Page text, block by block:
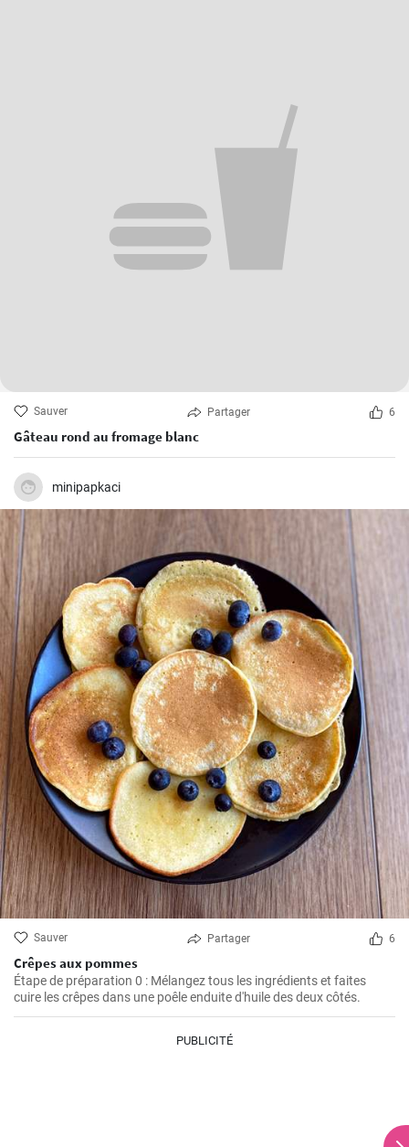
Sauver Partager 6
Gâteau rond au fromage blanc
minipapkaci
Sauver Partager 6
Crêpes aux pommes
Étape de préparation 0 : Mélangez tous les ingrédients et faites
cuire les crêpes dans une poêle enduite d'huile des deux côtés.
PUBLICITÉ